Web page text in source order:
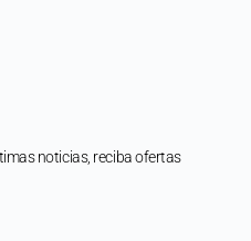
noticias, reciba ofertas